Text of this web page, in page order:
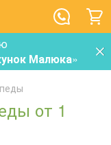
Малюка»
от 1